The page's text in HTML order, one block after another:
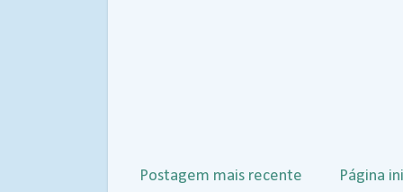
Postagem mais recente Página